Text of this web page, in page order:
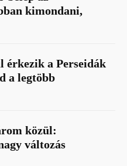
kimondani,
érkezik a Perseidák
a legtöbb
közül:
változás